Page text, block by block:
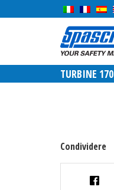
TURBINE 170
Condividere